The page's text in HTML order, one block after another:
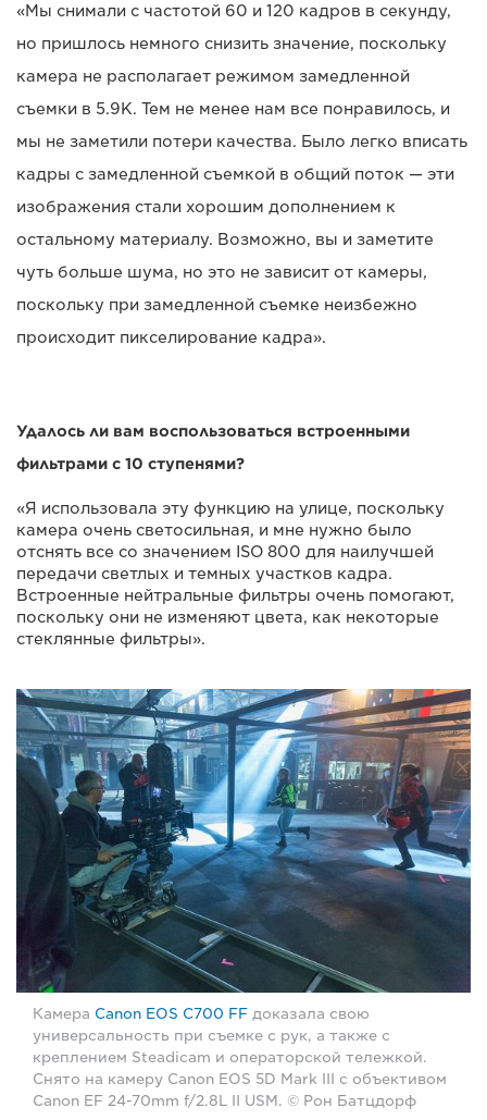
«Мы снимали с частотой 60 и 120 кадров в секунду,
но пришлось немного снизить значение, поскольку
камера не располагает режимом замедленной
съемки в 5.9K. Тем не менее нам все понравилось, и
мы не заметили потери качества. Было легко вписать
кадры с замедленной съемкой в общий поток — эти
изображения стали хорошим дополнением к
остальному материалу. Возможно, вы и заметите
чуть больше шума, но это не зависит от камеры,
поскольку при замедленной съемке неизбежно
происходит пикселирование кадра».
Удалось ли вам воспользоваться встроенными
фильтрами с 10 ступенями?
«Я использовала эту функцию на улице, поскольку
камера очень светосильная, и мне нужно было
отснять все со значением ISO 800 для наилучшей
передачи светлых и темных участков кадра.
Встроенные нейтральные фильтры очень помогают,
поскольку они не изменяют цвета, как некоторые
стеклянные фильтры».
Камера Canon EOS C700 FF доказала свою
универсальность при съемке с рук, а также с
креплением Steadicam и операторской тележкой.
Снято на камеру Canon EOS 5D Mark III с объективом
Canon EF 24-70mm f/2.8L II USM. © Рон Батцдорф